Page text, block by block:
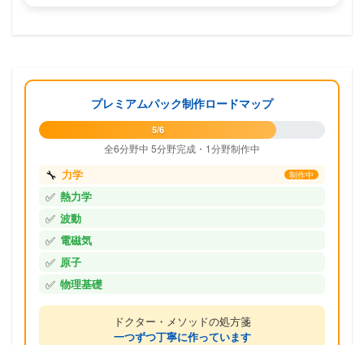
プレミアムパック制作ロードマップ
5/6
全6分野中 5分野完成・1分野制作中
🔧 力学 制作中
✅ 熱力学
✅ 波動
✅ 電磁気
✅ 原子
✅ 物理基礎
ドクター・メソッドの処方箋
一つずつ丁寧に作っています